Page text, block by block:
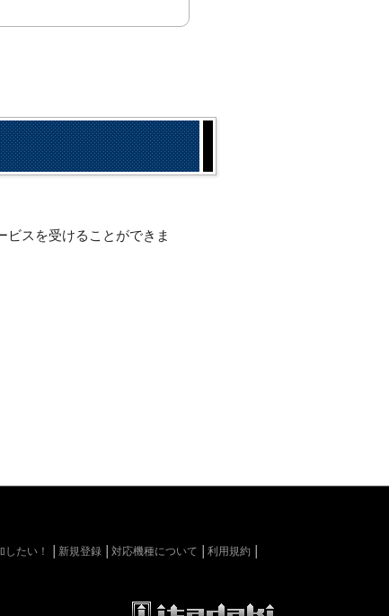
ビスを受けることができま
たい！ 新規登録 対応機種について
利用規約